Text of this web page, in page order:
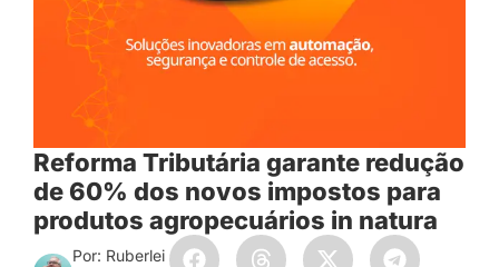
Reforma Tributária garante redução
de 60% dos novos impostos para
produtos agropecuários in natura
Por: Ruberlei